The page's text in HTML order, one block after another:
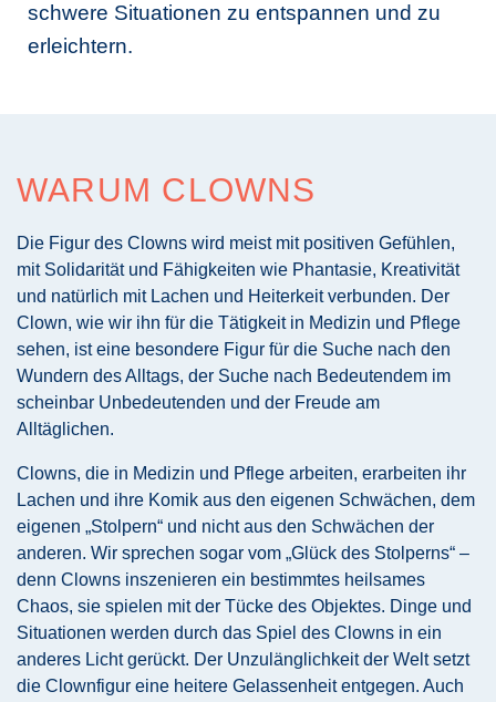
schwere Situationen zu entspannen und zu
erleichtern.
WARUM CLOWNS
Die Figur des Clowns wird meist mit positiven Gefühlen,
mit Solidarität und Fähigkeiten wie Phantasie, Kreativität
und natürlich mit Lachen und Heiterkeit verbunden. Der
Clown, wie wir ihn für die Tätigkeit in Medizin und Pflege
sehen, ist eine besondere Figur für die Suche nach den
Wundern des Alltags, der Suche nach Bedeutendem im
scheinbar Unbedeutenden und der Freude am
Alltäglichen.
Clowns, die in Medizin und Pflege arbeiten, erarbeiten ihr
Lachen und ihre Komik aus den eigenen Schwächen, dem
eigenen „Stolpern“ und nicht aus den Schwächen der
anderen. Wir sprechen sogar vom „Glück des Stolperns“ –
denn Clowns inszenieren ein bestimmtes heilsames
Chaos, sie spielen mit der Tücke des Objektes. Dinge und
Situationen werden durch das Spiel des Clowns in ein
anderes Licht gerückt. Der Unzulänglichkeit der Welt setzt
die Clownfigur eine heitere Gelassenheit entgegen. Auch